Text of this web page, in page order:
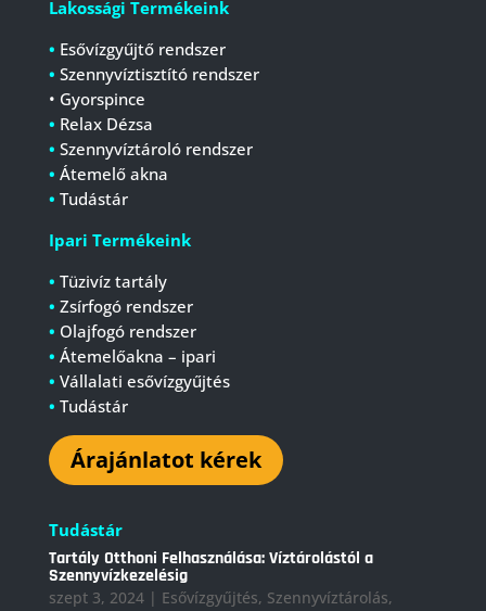
Lakossági Termékeink
• Esővízgyűjtő rendszer
• Szennyvíztisztító rendszer
• Gyorspince
• Relax Dézsa
• Szennyvíztároló rendszer
• Átemelő akna
• Tudástár
Ipari Termékeink
• Tüzivíz tartály
• Zsírfogó rendszer
• Olajfogó rendszer
• Átemelőakna – ipari
• Vállalati esővízgyűjtés
• Tudástár
Árajánlatot kérek
Tudástár
Tartály Otthoni Felhasználása: Víztárolástól a
Szennyvízkezelésig
szept 3, 2024| Esővízgyűjtés, Szennyvíztárolás,